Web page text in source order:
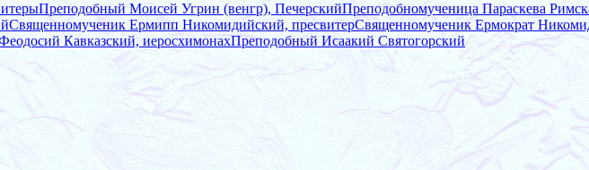
Преподобный Моисей Угрин (венгр), ПечерскийПреподобномученица Параскева
Священномученик Ермипп Никомидийский, пресвитерСвященномученик Ермократ
Кавказский, иеросхимонахПреподобный Исаакий Святогорский